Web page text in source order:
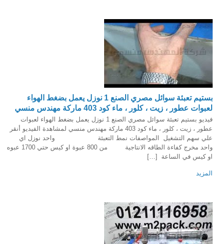
بستيم تعبئة سوائل مصري الصنع 1 نوزل يعمل بضغط الهواء
لعبوات عطور ، زيت ، كلور ، ماء كود 403 ماركة مهندس منسي
فيديو بستيم تعبئة سوائل مصري الصنع 1 نوزل يعمل بضغط الهواء لعبوات
عطور ، زيت ، كلور ، ماء كود 403 ماركة مهندس منسي لمشاهدة الفيديو أنقر
علي سهم التشغيل المواصفات نمط التعبئة واحد نوزل اي
واحد مخرج كفاءة الطاقه الانتاجية من 800 عبوة او كيس حتي 1700 عبوه
او كيس في الساعة […]
المزيد